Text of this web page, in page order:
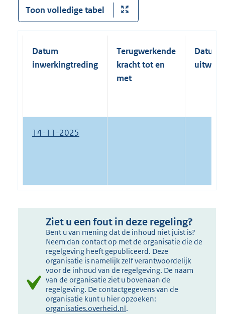
Toon volledige tabel
Datum
inwerkingtreding
Terugwerkende
kracht tot en
met
Datum
14-11-2025
Ziet u een fout in deze regeling?
Bent u van mening dat de inhoud niet juist is?
Neem dan contact op met de organisatie die de
regelgeving heeft gepubliceerd. Deze
organisatie is namelijk zelf verantwoordelijk
voor de inhoud van de regelgeving. De naam
van de organisatie ziet u bovenaan de
regelgeving. De contactgegevens van de
organisatie kunt u hier opzoeken:
organisaties.overheid.nl.